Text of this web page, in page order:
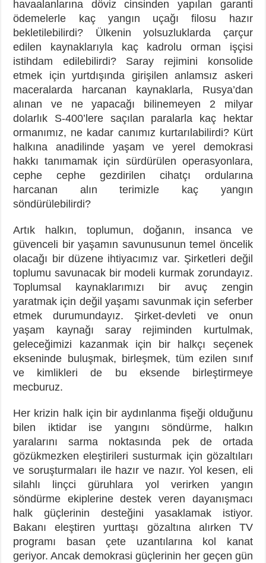
havaalanlarına döviz cinsinden yapılan garanti
ödemelerle kaç yangın uçağı filosu hazır
bekletilebilirdi? Ülkenin yolsuzluklarda çarçur
edilen kaynaklarıyla kaç kadrolu orman işçisi
istihdam edilebilirdi? Saray rejimini konsolide
etmek için yurtdışında girişilen anlamsız askeri
maceralarda harcanan kaynaklarla, Rusya’dan
alınan ve ne yapacağı bilinemeyen 2 milyar
dolarlık S-400’lere saçılan paralarla kaç hektar
ormanımız, ne kadar canımız kurtarılabilirdi? Kürt
halkına anadilinde yaşam ve yerel demokrasi
hakkı tanımamak için sürdürülen operasyonlara,
cephe cephe gezdirilen cihatçı ordularına
harcanan alın terimizle kaç yangın
söndürülebilirdi?
Artık halkın, toplumun, doğanın, insanca ve
güvenceli bir yaşamın savunusunun temel öncelik
olacağı bir düzene ihtiyacımız var. Şirketleri değil
toplumu savunacak bir modeli kurmak zorundayız.
Toplumsal kaynaklarımızı bir avuç zengin
yaratmak için değil yaşamı savunmak için seferber
etmek durumundayız. Şirket-devleti ve onun
yaşam kaynağı saray rejiminden kurtulmak,
geleceğimizi kazanmak için bir halkçı seçenek
ekseninde buluşmak, birleşmek, tüm ezilen sınıf
ve kimlikleri de bu eksende birleştirmeye
mecburuz.
Her krizin halk için bir aydınlanma fişeği olduğunu
bilen iktidar ise yangını söndürme, halkın
yaralarını sarma noktasında pek de ortada
gözükmezken eleştirileri susturmak için gözaltıları
ve soruşturmaları ile hazır ve nazır. Yol kesen, eli
silahlı linçci güruhlara yol verirken yangın
söndürme ekiplerine destek veren dayanışmacı
halk güçlerinin desteğini yasaklamak istiyor.
Bakanı eleştiren yurttaşı gözaltına alırken TV
programı basan çete uzantılarına kol kanat
geriyor. Ancak demokrasi güçlerinin her geçen gün